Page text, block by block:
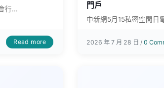
行...
Read more
門戶
中新網5月15私密空間日
2026 年 7 月 28 日 /0